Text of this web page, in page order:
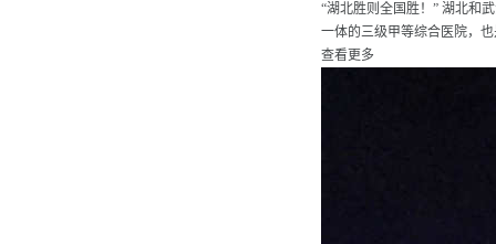
“湖北胜则全国胜！” 湖北和
一体的三级甲等综合医院，
查看更多